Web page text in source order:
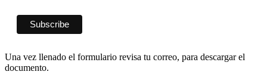
Una vez llenado el formulario revisa tu correo, para descargar el
documento.